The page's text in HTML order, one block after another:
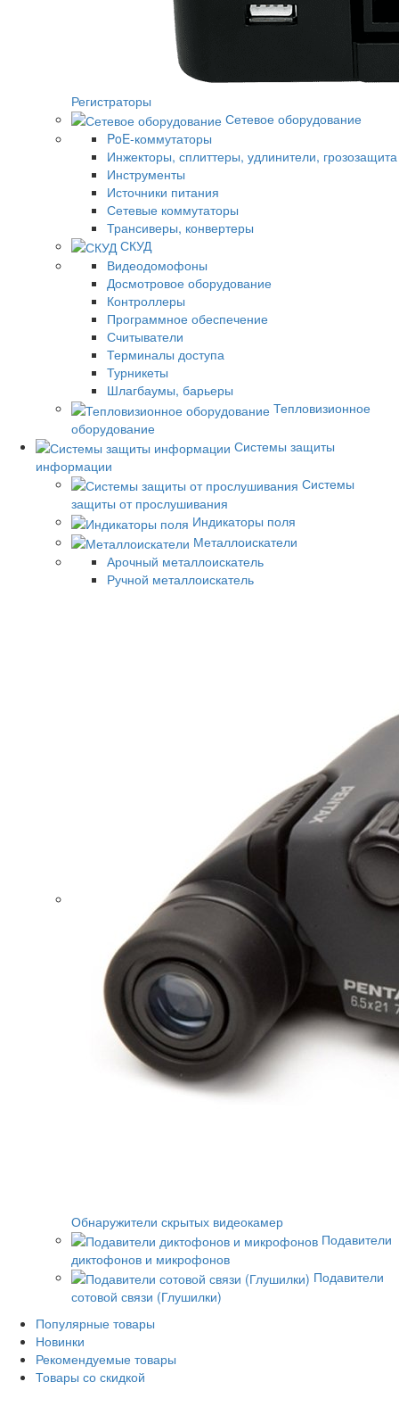
Регистраторы
Сетевое оборудование
PoE-коммутаторы
Инжекторы, сплиттеры, удлинители, грозозащита
Инструменты
Источники питания
Сетевые коммутаторы
Трансиверы, конвертеры
СКУД
Видеодомофоны
Досмотровое оборудование
Контроллеры
Программное обеспечение
Считыватели
Терминалы доступа
Турникеты
Шлагбаумы, барьеры
Тепловизионное
оборудование
Системы защиты
информации
Системы
защиты от прослушивания
Индикаторы поля
Металлоискатели
Арочный металлоискатель
Ручной металлоискатель
Обнаружители скрытых видеокамер
Подавители
диктофонов и микрофонов
Подавители
сотовой связи (Глушилки)
Популярные товары
Новинки
Рекомендуемые товары
Товары со скидкой